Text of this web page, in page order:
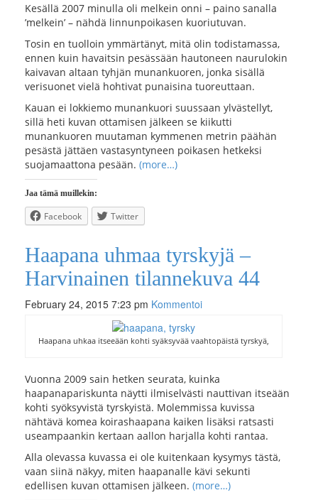
Kesällä 2007 minulla oli melkein onni – paino sanalla
’melkein’ – nähdä linnunpoikasen kuoriutuvan.
Tosin en tuolloin ymmärtänyt, mitä olin todistamassa,
ennen kuin havaitsin pesässään hautoneen naurulokin
kaivavan altaan tyhjän munankuoren, jonka sisällä
verisuonet vielä hohtivat punaisina tuoreuttaan.
Kauan ei lokkiemo munankuori suussaan ylvästellyt,
sillä heti kuvan ottamisen jälkeen se kiikutti
munankuoren muutaman kymmenen metrin päähän
pesästä jättäen vastasyntyneen poikasen hetkeksi
suojamaattona pesään. (more…)
Jaa tämä muillekin:
Facebook Twitter
Haapana uhmaa tyrskyjä –
Harvinainen tilannekuva 44
February 24, 2015 7:23 pm Kommentoi
Haapana uhkaa itseeään kohti syäksyvää vaahtopäistä tyrskyä,
Vuonna 2009 sain hetken seurata, kuinka
haapanapariskunta näytti ilmiselvästi nauttivan itseään
kohti syöksyvistä tyrskyistä. Molemmissa kuvissa
nähtävä komea koirashaapana kaiken lisäksi ratsasti
useampaankin kertaan aallon harjalla kohti rantaa.
Alla olevassa kuvassa ei ole kuitenkaan kysymys tästä,
vaan siinä näkyy, miten haapanalle kävi sekunti
edellisen kuvan ottamisen jälkeen. (more…)